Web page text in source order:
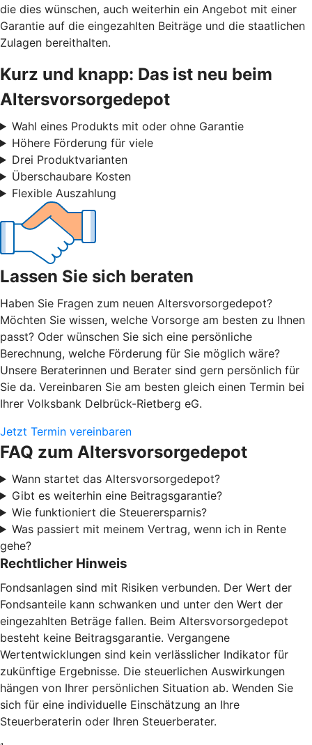
die dies wünschen, auch weiterhin ein Angebot mit einer
Garantie auf die eingezahlten Beiträge und die staatlichen
Zulagen bereithalten.
Kurz und knapp: Das ist neu beim
Altersvorsorgedepot
Wahl eines Produkts mit oder ohne Garantie
Höhere Förderung für viele
Drei Produktvarianten
Überschaubare Kosten
Flexible Auszahlung
Lassen Sie sich beraten
Haben Sie Fragen zum neuen Altersvorsorgedepot?
Möchten Sie wissen, welche Vorsorge am besten zu Ihnen
passt? Oder wünschen Sie sich eine persönliche
Berechnung, welche Förderung für Sie möglich wäre?
Unsere Beraterinnen und Berater sind gern persönlich für
Sie da. Vereinbaren Sie am besten gleich einen Termin bei
Ihrer Volksbank Delbrück-Rietberg eG.
Jetzt Termin vereinbaren
FAQ zum Altersvorsorgedepot
Wann startet das Altersvorsorgedepot?
Gibt es weiterhin eine Beitragsgarantie?
Wie funktioniert die Steuerersparnis?
Was passiert mit meinem Vertrag, wenn ich in Rente
gehe?
Rechtlicher Hinweis
Fondsanlagen sind mit Risiken verbunden. Der Wert der
Fondsanteile kann schwanken und unter den Wert der
eingezahlten Beträge fallen. Beim Altersvorsorgedepot
besteht keine Beitragsgarantie. Vergangene
Wertentwicklungen sind kein verlässlicher Indikator für
zukünftige Ergebnisse. Die steuerlichen Auswirkungen
hängen von Ihrer persönlichen Situation ab. Wenden Sie
sich für eine individuelle Einschätzung an Ihre
Steuerberaterin oder Ihren Steuerberater.